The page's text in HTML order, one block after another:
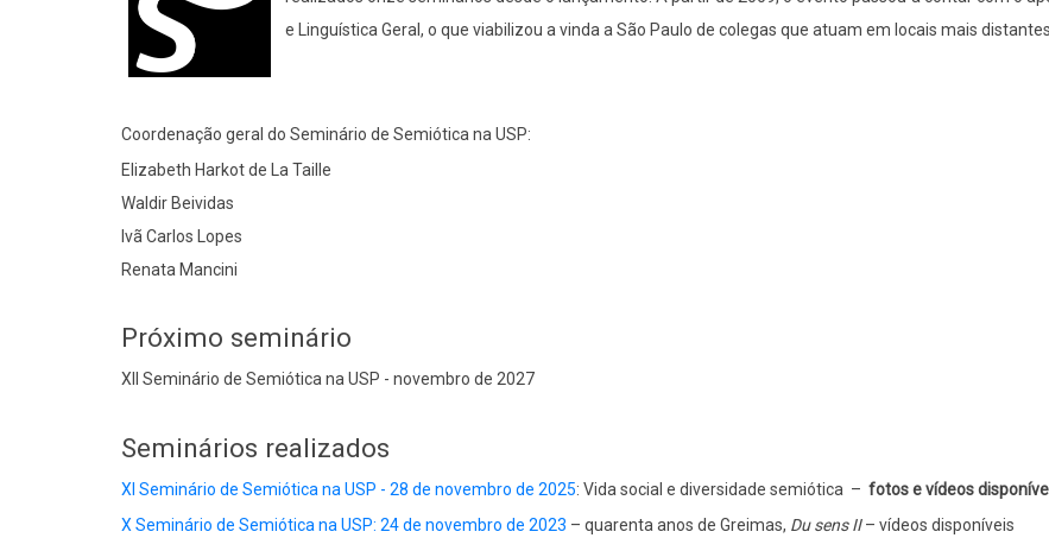
e Linguística Geral, o que viabilizou a vinda a São Paulo de colegas que atuam em locais mais
Coordenação geral do Seminário de Semiótica na USP:
Elizabeth Harkot de La Taille
Waldir Beividas
Ivã Carlos Lopes
Renata Mancini
Próximo seminário
XII Seminário de Semiótica na USP - novembro de 2027
Seminários realizados
XI Seminário de Semiótica na USP - 28 de novembro de 2025: Vida social e diversidade semiótica – fotos e vídeos
X Seminário de Semiótica na USP: 24 de novembro de 2023 – quarenta anos de Greimas, Du sens II– vídeos disponíveis